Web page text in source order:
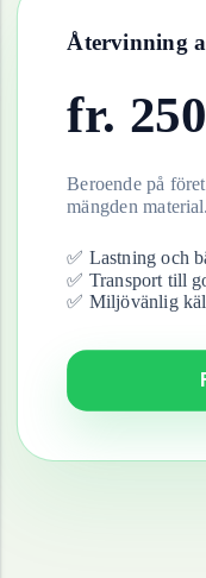
Återvinning
fr. 250
Beroende på
mängden material.
✅ Lastning och
✅ Transport till
✅ Miljövänlig